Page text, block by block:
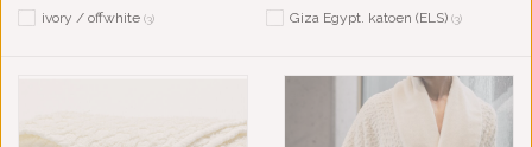
ivory / offwhite (3) Giza Egypt. katoen (ELS) (3)